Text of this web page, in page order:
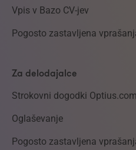
Vpis v Bazo CV-jev
Pogosto zastavljena
Za delodajalce
Strokovni dogodki Optius.com
Oglaševanje
Pogosto zastavljena